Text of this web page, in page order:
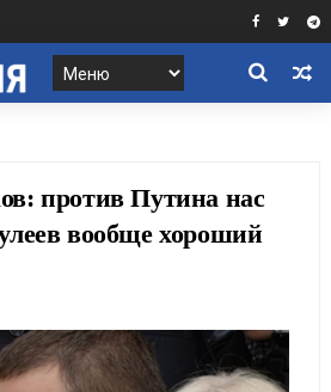
против Путина нас
вообще хороший